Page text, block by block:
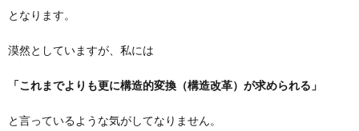
となります。
漠然としていますが、私には
「これまでよりも更に構造的変換（構造改革）が求められる」
と言っているような気がしてなりません。